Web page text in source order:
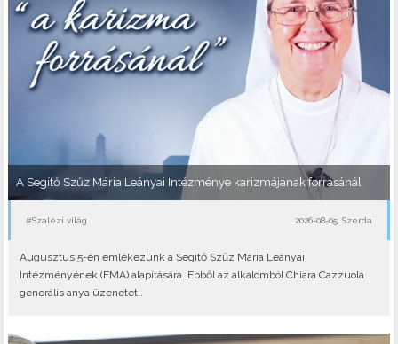
A Segítő Szűz Mária Leányai Intézménye karizmájának forrásánál
#Szalézi világ 2026-08-05, Szerda
Augusztus 5-én emlékezünk a Segítő Szűz Mária Leányai
Intézményének (FMA) alapítására. Ebből az alkalomból Chiara Cazzuola
generális anya üzenetet..